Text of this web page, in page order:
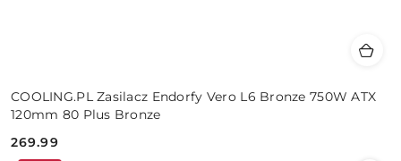
COOLING.PL Zasilacz Endorfy Vero L6 Bronze 750W ATX
120mm 80 Plus Bronze
Cena:
269.99